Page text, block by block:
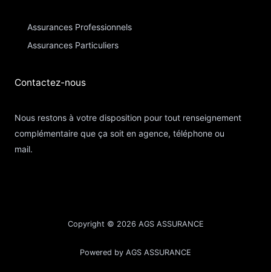
Assurances Professionnels
Assurances Particuliers​
Contactez-nous​
Nous restons à votre disposition pour tout renseignement
complémentaire que ça soit en agence, téléphone ou
mail.
Copyright © 2026 AGS ASSURANCE
Powered by AGS ASSURANCE